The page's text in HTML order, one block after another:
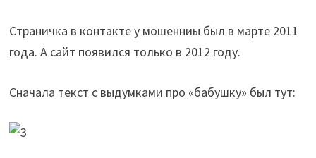
Страничка в контакте у мошенниы был в марте 2011
года. А сайт появился только в 2012 году.
Сначала текст с выдумками про «бабушку» был тут: